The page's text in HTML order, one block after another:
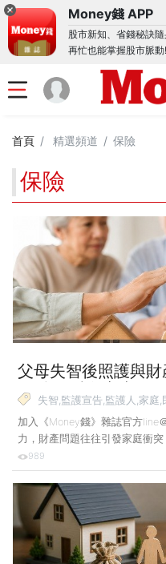
Money錢 APP
股市新知、省錢秘訣
再忙也能掌握股市脈動!
首頁 精選頻道 保險
保險
父母失智後照護與
管財務 避免家庭風暴
失智,監護宣告,監護人,家庭,
加入《Money錢》雜誌官方line
力，財產問題往往引發家庭衝
輩失智不只帶來照護問題，更
明：父失智 兒向法院聲請「監
症，已出現嚴重認知功能障礙
至對外界刺激也沒有任何反應
續有醫療及照護需求，小帥希
無法表達意願。經與手足商量
經法院審理，選定小帥為父親
989